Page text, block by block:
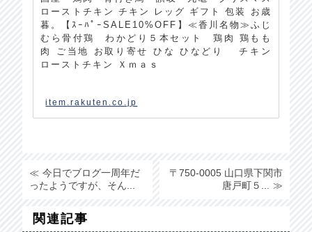
ローストチキン チキン レッグ ギフト 包装 お歳
暮。【ｽｰﾊﾟｰSALE10%OFF】≪香川名物≫ふじ
むら骨付鶏 わかどり５本セット 鶏肉 鶏もも
肉 ご当地 お取り寄せ ひな ひなどり チキン
ローストチキン Ｘｍａｓ
item.rakuten.co.jp
今日でブログ一周年だ
ったようですが、そん...
〒750-0005 山口県下関市
唐戸町５...
関連記事